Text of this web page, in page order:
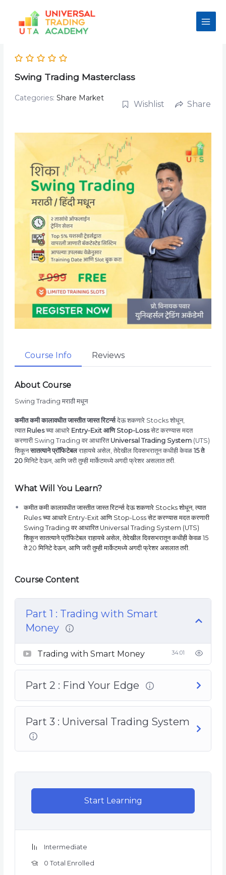
content
Swing Trading Masterclass
Categories:Share Market
Wishlist Share
Course Info Reviews
About Course
Swing Trading मराठी मधून
कमीत कमी कालावधीत जास्तीत जास्त रिटर्न्सदेऊ शकणारे Stocks शोधून,
त्यात Rulesच्या आधारे Entry-Exit आणि Stop-Lossसेट करण्यास मदत
करणारी Swing Trading वर आधारित Universal Trading System (UTS)
शिकूनसातत्याने प्रॉफिटेबलराहायचे असेल, तेदेखील दिवसभरातून कधीही केवळ15 ते
20 मिनिटे देऊन, आणि जरी तुम्ही मार्केटमध्ये अगदी फ्रेशर असलात तरी.
What Will You Learn?
कमीत कमी कालावधीत जास्तीत जास्त रिटर्न्स देऊ शकणारे Stocks शोधून, त्यात
Rules च्या आधारे Entry-Exit आणि Stop-Loss सेट करण्यास मदत करणारी
Swing Trading वर आधारित Universal Trading System (UTS)
शिकून सातत्याने प्रॉफिटेबल राहायचे असेल, तेदेखील दिवसभरातून कधीही केवळ 15
ते 20 मिनिटे देऊन, आणि जरी तुम्ही मार्केटमध्ये अगदी फ्रेशर असलात तरी.
Course Content
Part 1 : Trading with Smart
Money
Trading with Smart Money 34:01
Part 2 : Find Your Edge
Part 3 : Universal Trading System
Start Learning
Intermediate
0 Total Enrolled